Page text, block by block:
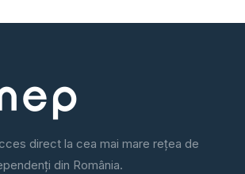
direct la cea mai mare rețea de
din România.